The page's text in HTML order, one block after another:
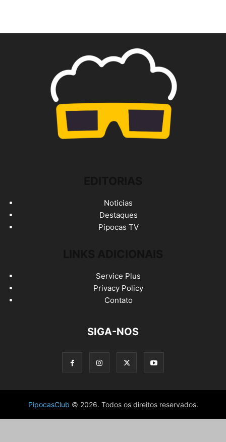
Noticias
Destaques
Pipocas TV
Service Plus
Privacy Policy
Contato
SIGA-NOS
PipocasClub © 2026. Todos os direitos reservados.